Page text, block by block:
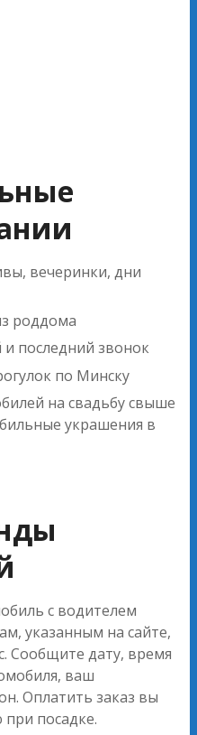
вечеринки, дни
роддома
последний звонок
по Минску
на свадьбу свыше
украшения в
с водителем
указанным на сайте,
Сообщите дату, время
ваш
Оплатить заказ вы
посадке.